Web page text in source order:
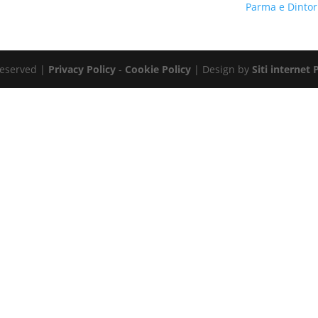
Parma e
| Privacy Policy - Cookie Policy | Design bySiti internet